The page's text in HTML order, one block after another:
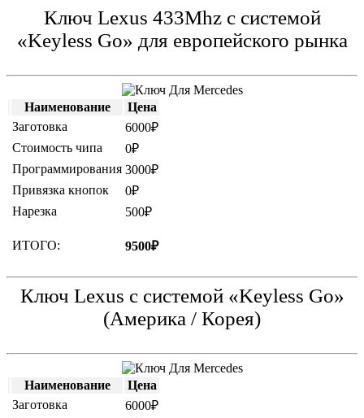
Ключ Lexus 433Mhz с системой
«Keyless Go» для европейского рынка
Наименование
Цена
Заготовка
6000₽
Стоимость чипа
0₽
Программирования 3000₽
Привязка кнопок
0₽
Нарезка
500₽
ИТОГО: 9500₽
Ключ Lexus с системой «Keyless Go»
(Америка / Корея)
Наименование
Цена
Заготовка
6000₽